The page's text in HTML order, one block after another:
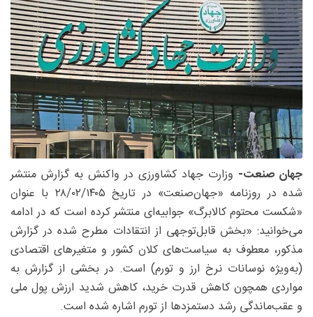
جهان صنعت- وزارت جهاد کشاورزی در واکنش به گزارش منتشر
شده در روزنامه «جهان‌صنعت» در تاریخ ۲۸/۰۲/۱۴۰۵ با عنوان
«شکست محتوم کالابرگ» جوابیه‌ای منتشر کرده است که در ادامه
می‌خوانید: «بخش قابل‌توجهی از انتقادات مطرح شده در گزارش
مذکور، معطوف به سیاست‌های کلان کشور و متغیرهای اقتصادی
(به‌ویژه نوسانات نرخ ارز و تورم) است. در بخشی از گزارش به
مواردی همچون کاهش قدرت خرید، کاهش شدید ارزش پول ملی
و عقب‌ماندگی رشد دستمزدها از تورم اشاره شده است.